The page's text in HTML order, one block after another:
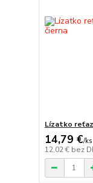
Lízatko
14,79 €/ks
12,02 € bez